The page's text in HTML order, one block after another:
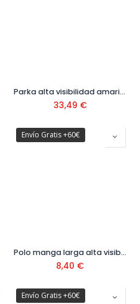
Parka alta visibilidad amarillo/azul marino Ref. 288PFMIXYFA
33,49 €
Envío Gratis +60€
Polo manga larga alta visibilidad amarillo/azul Ref. 1288PAVXMLYFA
8,40 €
Envío Gratis +60€